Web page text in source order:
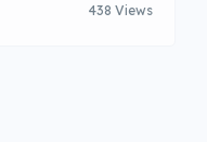
438 Views